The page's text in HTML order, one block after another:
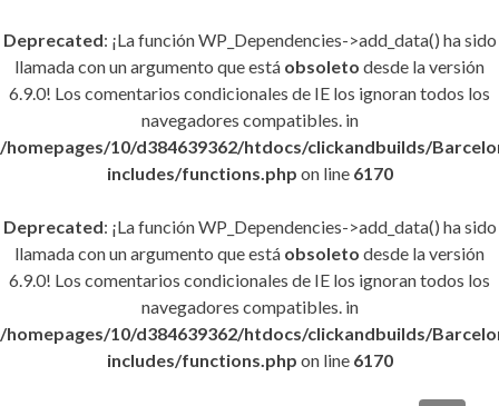
Deprecated: ¡La función WP_Dependencies->add_data() ha sido
llamada con un argumento que está obsoleto desde la versión
6.9.0! Los comentarios condicionales de IE los ignoran todos los
navegadores compatibles. in
/homepages/10/d384639362/htdocs/clickandbuilds/
includes/functions.php on line 6170
Deprecated: ¡La función WP_Dependencies->add_data() ha sido
llamada con un argumento que está obsoleto desde la versión
6.9.0! Los comentarios condicionales de IE los ignoran todos los
navegadores compatibles. in
/homepages/10/d384639362/htdocs/clickandbuilds/
includes/functions.php on line 6170